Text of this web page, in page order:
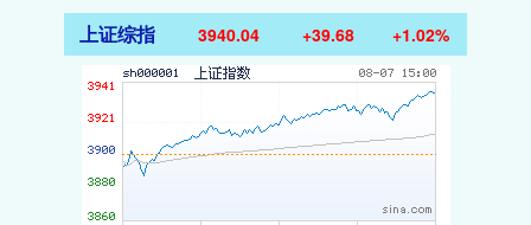
上证综指 3940.04 +39.68 +1.02%